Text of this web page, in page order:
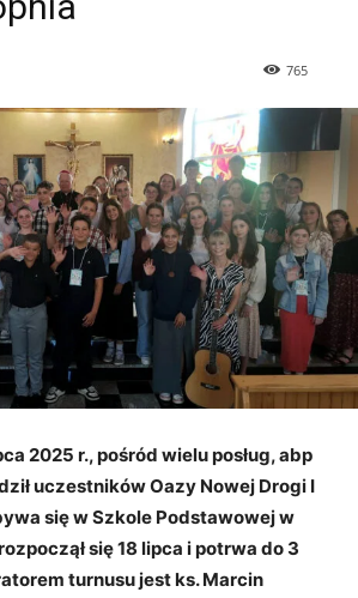
765
2025 r., pośród wielu posług, abp
uczestników Oazy Nowej Drogi I
się w Szkole Podstawowej w
się 18 lipca i potrwa do 3
turnusu jest ks. Marcin